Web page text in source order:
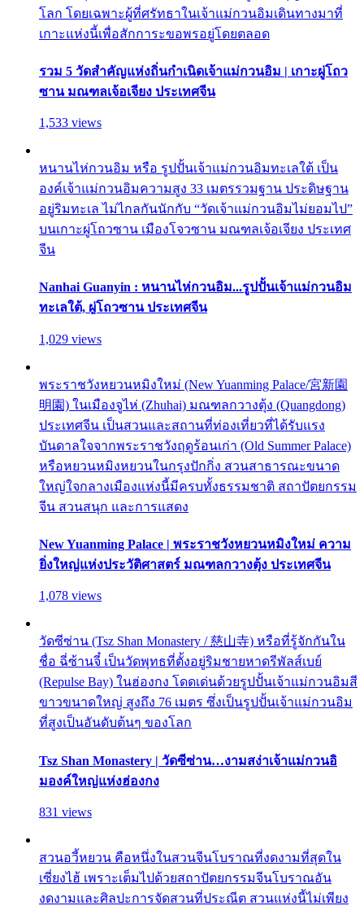
โลก โดยเฉพาะผู้ที่ศรัทธาในเจ้าแม่กวนอิมเดินทางมาที่
เกาะแห่งนี้เพื่อสักการะขอพรอยู่โดยตลอด
รวม 5 วัดสำคัญแห่งถิ่นกำเนิดเจ้าแม่กวนอิม | เกาะผู่โถว
ซาน มณฑลเจ้อเจียง ประเทศจีน
1,533 views
หนานไห่กวนอิม หรือ รูปปั้นเจ้าแม่กวนอิมทะเลใต้ เป็น
องค์เจ้าแม่กวนอิมความสูง 33 เมตรรวมฐาน ประดิษฐาน
อยู่ริมทะเล ไม่ไกลกันนักกับ “วัดเจ้าแม่กวนอิมไม่ยอมไป”
บนเกาะผู่โถวซาน เมืองโจวซาน มณฑลเจ้อเจียง ประเทศ
จีน
Nanhai Guanyin : หนานไห่กวนอิม...รูปปั้นเจ้าแม่กวนอิม
ทะเลใต้, ผู่โถวซาน ประเทศจีน
1,029 views
พระราชวังหยวนหมิงใหม่ (New Yuanming Palace/宮新園
明園) ในเมืองจูไห่ (Zhuhai) มณฑลกวางตุ้ง (Quangdong)
ประเทศจีน เป็นสวนและสถานที่ท่องเที่ยวที่ได้รับแรง
บันดาลใจจากพระราชวังฤดูร้อนเก่า (Old Summer Palace)
หรือหยวนหมิงหยวนในกรุงปักกิ่ง สวนสาธารณะขนาด
ใหญ่ใจกลางเมืองแห่งนี้มีครบทั้งธรรมชาติ สถาปัตยกรรม
จีน สวนสนุก และการแสดง
New Yuanming Palace | พระราชวังหยวนหมิงใหม่ ความ
ยิ่งใหญ่แห่งประวัติศาสตร์ มณฑลกวางตุ้ง ประเทศจีน
1,078 views
วัดซีซ่าน (Tsz Shan Monastery / 慈山寺) หรือที่รู้จักกันใน
ชื่อ ฉี่ซ้านจี๋ เป็นวัดพุทธที่ตั้งอยู่ริมชายหาดรีพัลส์เบย์
(Repulse Bay) ในฮ่องกง โดดเด่นด้วยรูปปั้นเจ้าแม่กวนอิมสี
ขาวขนาดใหญ่ สูงถึง 76 เมตร ซึ่งเป็นรูปปั้นเจ้าแม่กวนอิม
ที่สูงเป็นอันดับต้นๆ ของโลก
Tsz Shan Monastery | วัดซีซ่าน…งามสง่าเจ้าแม่กวนอิ
มองค์ใหญ่แห่งฮ่องกง
831 views
สวนอวี้หยวน คือหนึ่งในสวนจีนโบราณที่งดงามที่สุดใน
เซี่ยงไฮ้ เพราะเต็มไปด้วยสถาปัตยกรรมจีนโบราณอัน
งดงามและศิลปะการจัดสวนที่ประณีต สวนแห่งนี้ไม่เพียง